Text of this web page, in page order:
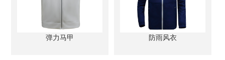
弹力马甲 防雨风衣